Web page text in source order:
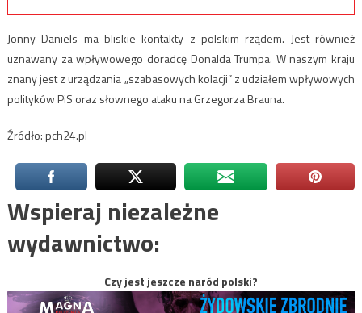
Jonny Daniels ma bliskie kontakty z polskim rządem. Jest również
uznawany za wpływowego doradcę Donalda Trumpa. W naszym kraju
znany jest z urządzania „szabasowych kolacji” z udziałem wpływowych
polityków PiS oraz słownego ataku na Grzegorza Brauna.
Źródło: pch24.pl
Wspieraj niezależne
wydawnictwo:
Czy jest jeszcze naród polski?